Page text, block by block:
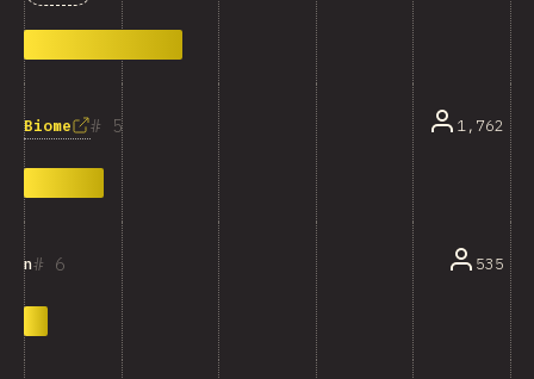
5
Biome 1,762
6
n 535